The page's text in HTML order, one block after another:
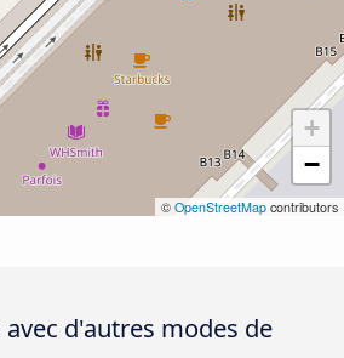
+
−
© OpenStreetMap contributors
d'autres modes de